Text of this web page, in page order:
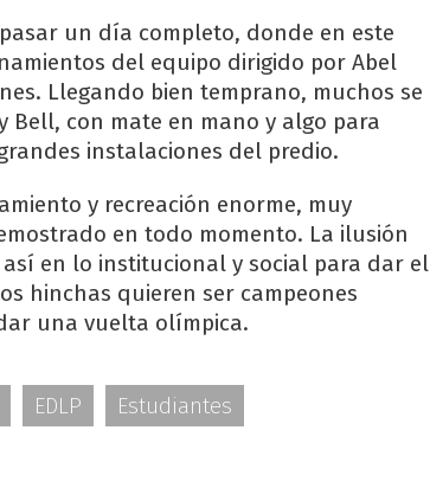
un día completo, donde en este
del equipo dirigido por Abel
Llegando bien temprano, muchos se
Bell, con mate en mano y algo para
instalaciones del predio.
y recreación enorme, muy
en todo momento. La ilusión
en lo institucional y social para dar el
hinchas quieren ser campeones
una vuelta olímpica.
EDLP Estudiantes